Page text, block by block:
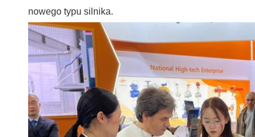
nowego typu silnika.